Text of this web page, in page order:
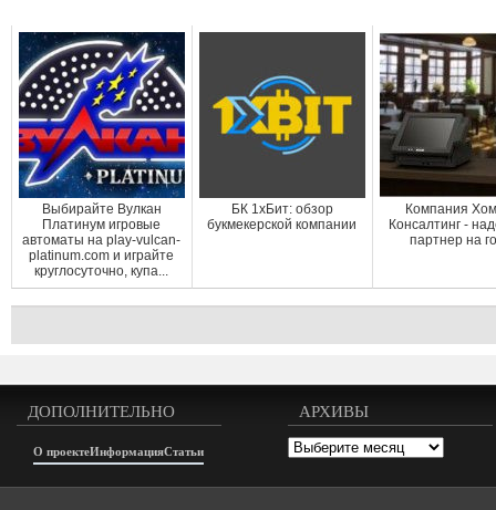
Выбирайте Вулкан
Платинум игровые
автоматы на play-vulcan-
platinum.com и играйте
круглосуточно, купа...
БК 1хБит: обзор
букмекерской компании
Компания
Консалтинг -
партнер на
ДОПОЛНИТЕЛЬНО
О проектеИнформацияСтатьи
АРХИВЫ
Архивы